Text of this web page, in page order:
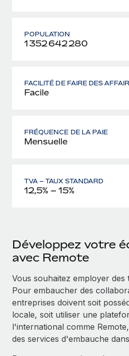
POPULATION
1 352 642 280
FACILITÉ DE FAIRE DES
Facile
FRÉQUENCE DE LA PAIE
Mensuelle
TVA – TAUX STANDARD
12,5% – 15%
Développez votre
avec Remote
Vous souhaitez employer des
Pour embaucher des
entreprises doivent soit
locale, soit utiliser une
l'international comme
des services d'embauche